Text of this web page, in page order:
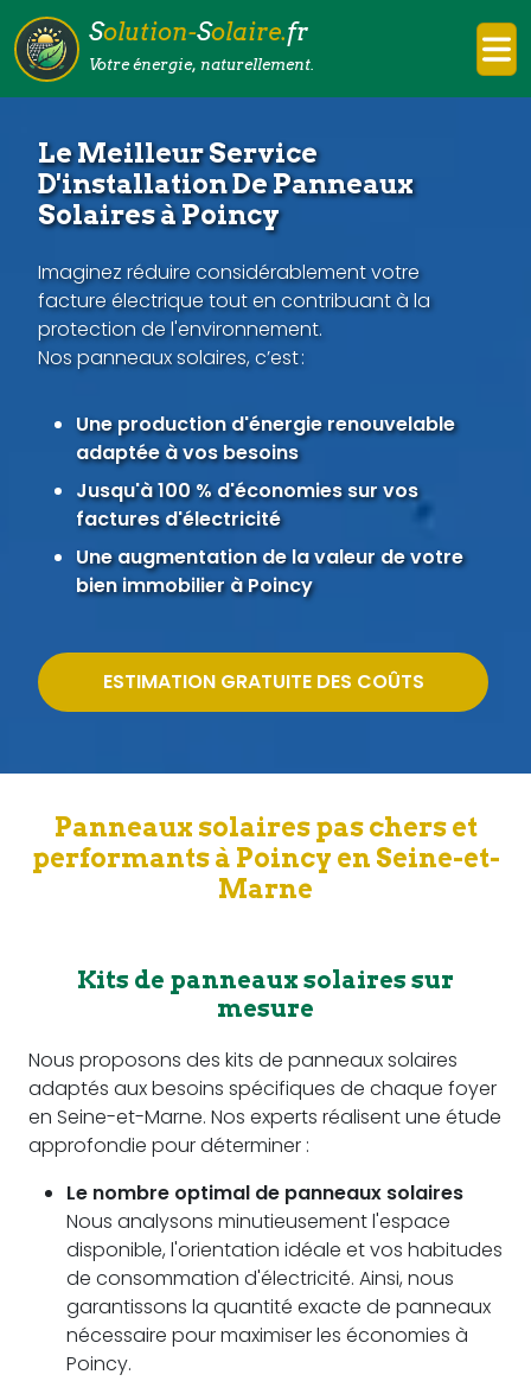
Solution-Solaire.fr
Votre énergie, naturellement.
Le Meilleur Service
D'installation De Panneaux
Solaires à Poincy
Imaginez réduire considérablement votre
facture électrique tout en contribuant à la
protection de l'environnement.
Nos panneaux solaires, c’est :
Une production d'énergie renouvelable
adaptée à vos besoins
Jusqu'à 100 % d'économies sur vos
factures d'électricité
Une augmentation de la valeur de votre
bien immobilier à Poincy
ESTIMATION GRATUITE DES COÛTS
Panneaux solaires pas chers et
performants à Poincy en Seine-et-
Marne
Kits de panneaux solaires sur
mesure
Nous proposons des kits de panneaux solaires
adaptés aux besoins spécifiques de chaque foyer
en Seine-et-Marne. Nos experts réalisent une étude
approfondie pour déterminer :
Le nombre optimal de panneaux solaires
Nous analysons minutieusement l'espace
disponible, l'orientation idéale et vos habitudes
de consommation d'électricité. Ainsi, nous
garantissons la quantité exacte de panneaux
nécessaire pour maximiser les économies à
Poincy.